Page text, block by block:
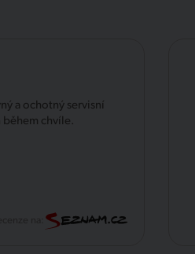
a ochotný servisní
během chvíle.